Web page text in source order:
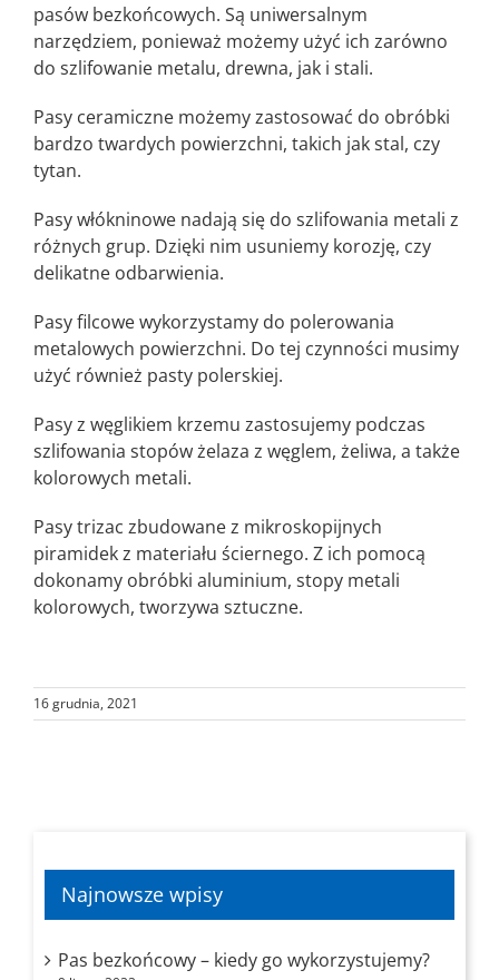
pasów bezkońcowych. Są uniwersalnym
narzędziem, ponieważ możemy użyć ich zarówno
do szlifowanie metalu, drewna, jak i stali.
Pasy ceramiczne możemy zastosować do obróbki
bardzo twardych powierzchni, takich jak stal, czy
tytan.
Pasy włókninowe nadają się do szlifowania metali z
różnych grup. Dzięki nim usuniemy korozję, czy
delikatne odbarwienia.
Pasy filcowe wykorzystamy do polerowania
metalowych powierzchni. Do tej czynności musimy
użyć również pasty polerskiej.
Pasy z węglikiem krzemu zastosujemy podczas
szlifowania stopów żelaza z węglem, żeliwa, a także
kolorowych metali.
Pasy trizac zbudowane z mikroskopijnych
piramidek z materiału ściernego. Z ich pomocą
dokonamy obróbki aluminium, stopy metali
kolorowych, tworzywa sztuczne.
16 grudnia, 2021
Najnowsze wpisy
Pas bezkońcowy – kiedy go wykorzystujemy?